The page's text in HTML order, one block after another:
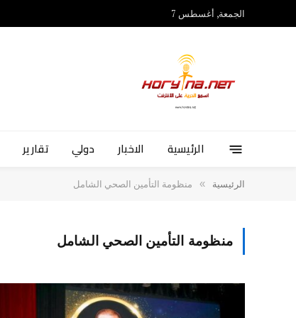
الجمعة, أغسطس 7
الرئيسية الاخبار دولي تقارير
الرئيسية » منظومة التأمين الصحي الشامل
منظومة التأمين الصحي الشامل